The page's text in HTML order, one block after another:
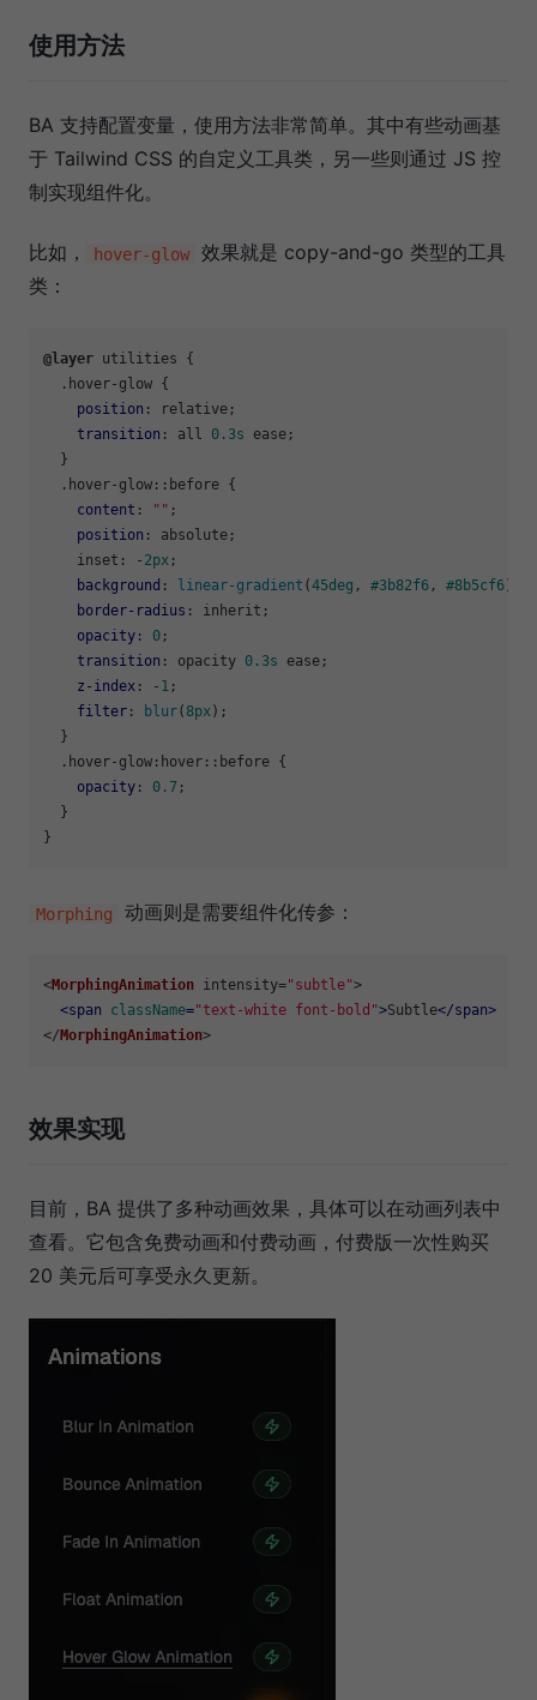
使用方法
BA 支持配置变量，使用方法非常简单。其中有些动画基
于 Tailwind CSS 的自定义工具类，另一些则通过 JS 控
制实现组件化。
比如， hover-glow
效果就是 copy-and-go 类型的工具
类：
@layer utilities {
.hover-glow {
position : relative;
transition : all 0.3s ease;
  }
.hover-glow ::before {
content : "" ;
position : absolute;
    inset: -
2px ;
background : linear-gradient (45deg , #3b82f6 , #8b5cf6
border-radius : inherit;
opacity : 0 ;
transition : opacity 0.3s ease;
z-index : - 1 ;
filter : blur( 8px );
  }
.hover-glow :hover ::before {
opacity : 0.7 ;
  }
Morphing 动画则是需要组件化传参：
<MorphingAnimation intensity="subtle">
<span className="text-white font-bold">Subtle</span>
</ MorphingAnimation
效果实现
目前，BA 提供了多种动画效果，具体可以在动画列表中
查看。它包含免费动画和付费动画，付费版一次性购买
20 美元后可享受永久更新。